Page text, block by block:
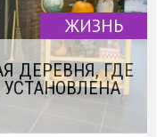
ЖИЗНЬ
ДЕРЕВНЯ, ГДЕ